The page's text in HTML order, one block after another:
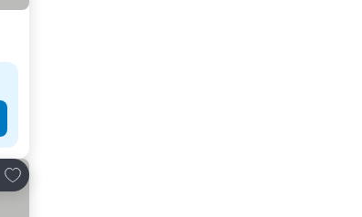
Adicionar aos favoritos